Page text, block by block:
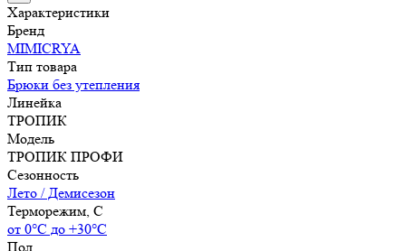
Характеристики
Бренд
MIMICRYA
Тип товара
Брюки без утепления
Линейка
ТРОПИК
Модель
ТРОПИК ПРОФИ
Сезонность
Лето / Демисезон
Терморежим, C
от 0°С до +30°С
Пол